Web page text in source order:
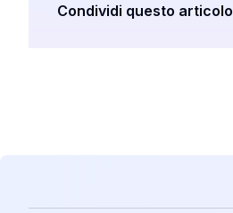
Condividi questo articolo